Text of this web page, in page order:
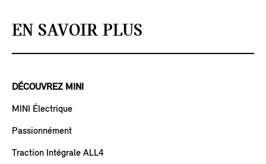
EN SAVOIR PLUS
DÉCOUVREZ MINI
MINI Électrique
Passionnément
Traction Intégrale ALL4